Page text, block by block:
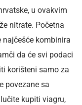
u ovakvim
nitrate. Početna
najčešće kombinira
da će svi podaci
korišteni samo za
povezane sa
kupiti viagru,